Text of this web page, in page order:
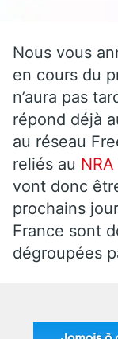
Nous vous
en cours du
n’aura pas
répond déjà
au réseau
reliés au NRA
vont donc
prochains
France sont
dégroupées